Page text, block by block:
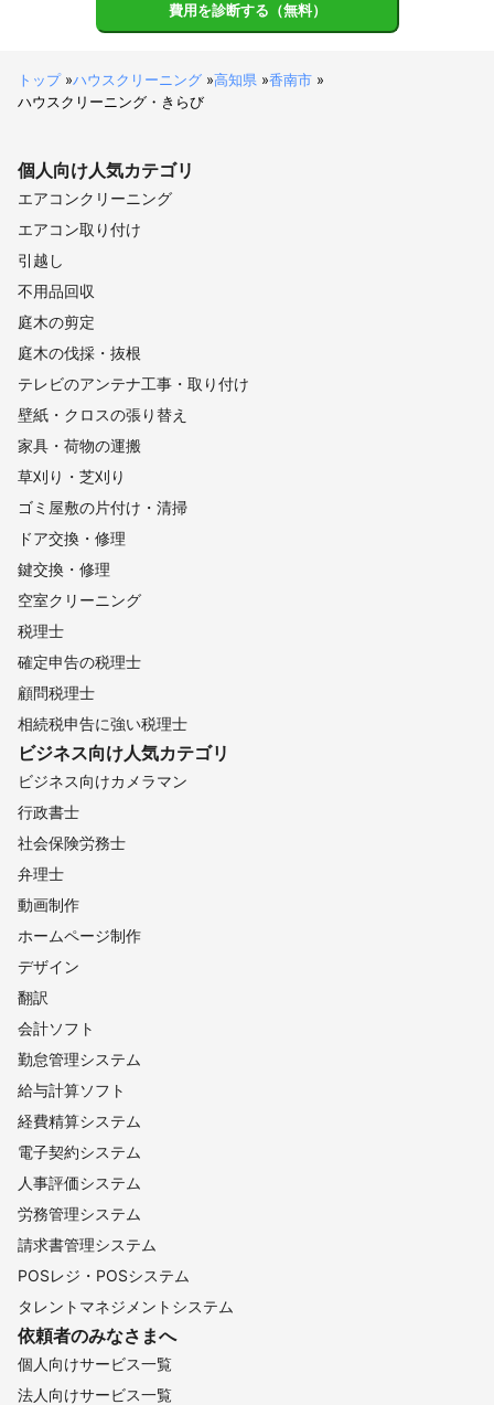
費用を診断する（無料）
トップ»ハウスクリーニング »高知県 »香南市 »
ハウスクリーニング・きらび
個人向け人気カテゴリ
エアコンクリーニング
エアコン取り付け
引越し
不用品回収
庭木の剪定
庭木の伐採・抜根
テレビのアンテナ工事・取り付け
壁紙・クロスの張り替え
家具・荷物の運搬
草刈り・芝刈り
ゴミ屋敷の片付け・清掃
ドア交換・修理
鍵交換・修理
空室クリーニング
税理士
確定申告の税理士
顧問税理士
相続税申告に強い税理士
ビジネス向け人気カテゴリ
ビジネス向けカメラマン
行政書士
社会保険労務士
弁理士
動画制作
ホームページ制作
デザイン
翻訳
会計ソフト
勤怠管理システム
給与計算ソフト
経費精算システム
電子契約システム
人事評価システム
労務管理システム
請求書管理システム
POSレジ・POSシステム
タレントマネジメントシステム
依頼者のみなさまへ
個人向けサービス一覧
法人向けサービス一覧